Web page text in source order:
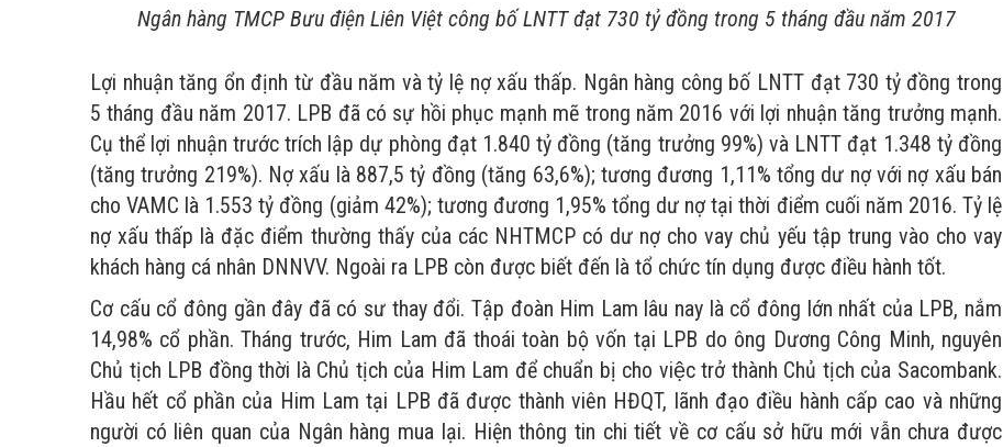
Ngân hàng TMCP Bưu điện Liên Việt công bố LNTT đạt 730 tỷ đồng trong 5 tháng đầu năm 2017
Lợi nhuận tăng ổn định từ đầu năm và tỷ lệ nợ xấu thấp. Ngân hàng công bố LNTT đạt 730 tỷ đồng trong
5 tháng đầu năm 2017. LPB đã có sự hồi phục mạnh mẽ trong năm 2016 với lợi nhuận tăng trưởng mạnh.
Cụ thể lợi nhuận trước trích lập dự phòng đạt 1.840 tỷ đồng (tăng trưởng 99%) và LNTT đạt 1.348 tỷ đồng
(tăng trưởng 219%). Nợ xấu là 887,5 tỷ đồng (tăng 63,6%); tương đương 1,11% tổng dư nợ với nợ xấu bán
cho VAMC là 1.553 tỷ đồng (giảm 42%); tương đương 1,95% tổng dư nợ tại thời điểm cuối năm 2016. Tỷ lệ
nợ xấu thấp là đặc điểm thường thấy của các NHTMCP có dư nợ cho vay chủ yếu tập trung vào cho vay
khách hàng cá nhân DNNVV. Ngoài ra LPB còn được biết đến là tổ chức tín dụng được điều hành tốt.
Cơ cấu cổ đông gần đây đã có sư thay đổi. Tập đoàn Him Lam lâu nay là cổ đông lớn nhất của LPB, nắm
14,98% cổ phần. Tháng trước, Him Lam đã thoái toàn bộ vốn tại LPB do ông Dương Công Minh, nguyên
Chủ tịch LPB đồng thời là Chủ tịch của Him Lam để chuẩn bị cho việc trở thành Chủ tịch của Sacombank.
Hầu hết cổ phần của Him Lam tại LPB đã được thành viên HĐQT, lãnh đạo điều hành cấp cao và những
người có liên quan của Ngân hàng mua lại. Hiện thông tin chi tiết về cơ cấu sở hữu mới vẫn chưa được